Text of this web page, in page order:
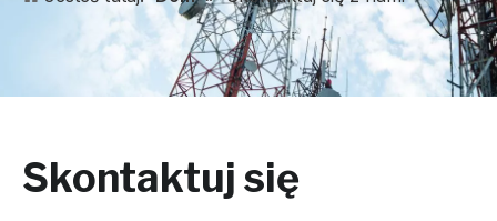
Skontaktuj się